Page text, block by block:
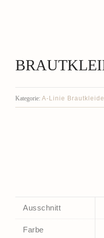
Kategorie: A-Linie
Ausschnitt
Farbe